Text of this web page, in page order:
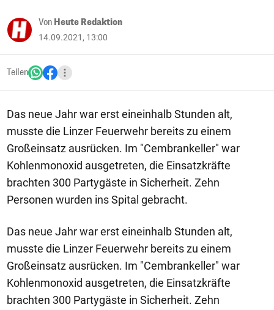
Von Heute Redaktion
14.09.2021, 13:00
Teilen
Das neue Jahr war erst eineinhalb Stunden alt,
musste die Linzer Feuerwehr bereits zu einem
Großeinsatz ausrücken. Im "Cembrankeller" war
Kohlenmonoxid ausgetreten, die Einsatzkräfte
brachten 300 Partygäste in Sicherheit. Zehn
Personen wurden ins Spital gebracht.
Das neue Jahr war erst eineinhalb Stunden alt,
musste die Linzer Feuerwehr bereits zu einem
Großeinsatz ausrücken. Im "Cembrankeller" war
Kohlenmonoxid ausgetreten, die Einsatzkräfte
brachten 300 Partygäste in Sicherheit. Zehn